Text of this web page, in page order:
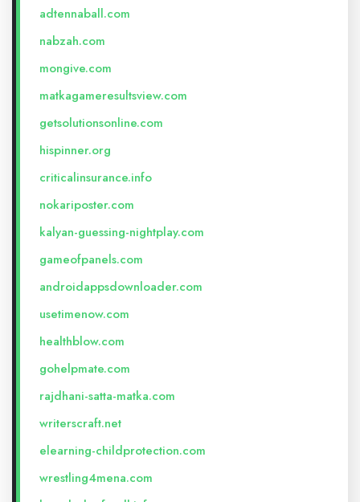
adtennaball.com
nabzah.com
mongive.com
matkagameresultsview.com
getsolutionsonline.com
hispinner.org
criticalinsurance.info
nokariposter.com
kalyan-guessing-nightplay.com
gameofpanels.com
androidappsdownloader.com
usetimenow.com
healthblow.com
gohelpmate.com
rajdhani-satta-matka.com
writerscraft.net
elearning-childprotection.com
wrestling4mena.com